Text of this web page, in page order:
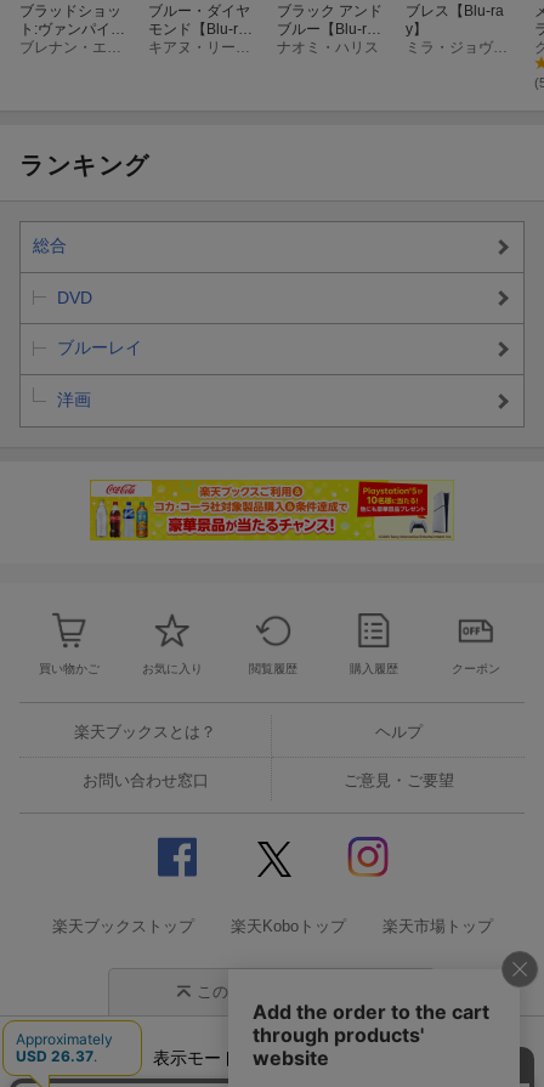
ブラッドショッ
ト:ヴァンパイ
ア・エージェン
ブルー・ダイヤ
モンド【Blu-ra
y】
ブラック アンド
ブルー【Blu-ra
y】
ナオミ・ハリス
ブレス【Blu-ra
y】
ランキング
総合
DVD
ブルーレイ
洋画
買い物かご お気に入り 閲覧履歴 購入履歴 クーポン
楽天ブックスとは？ ヘルプ
お問い合わせ窓口 ご意見・ご要望
楽天ブックストップ 楽天Koboトップ 楽天市場トップ
このページの先頭に戻る
表示モード モバイル